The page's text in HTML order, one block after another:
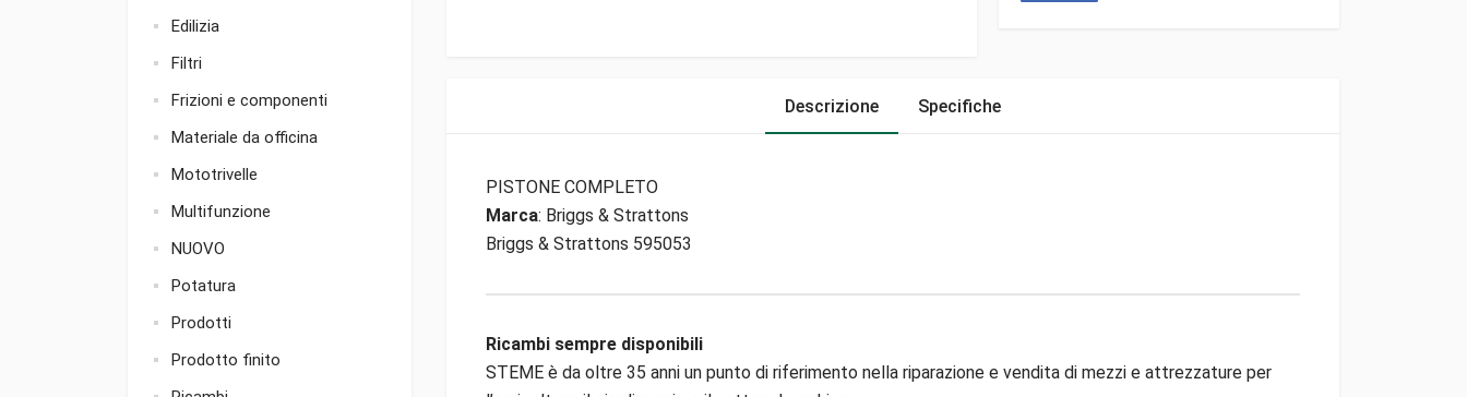
Edilizia
Filtri
Frizioni e componenti
Materiale da officina
Mototrivelle
Multifunzione
NUOVO
Potatura
Prodotti
Prodotto finito
Descrizione Specifiche
PISTONE COMPLETO
Marca: Briggs & Strattons
Briggs & Strattons 595053
Ricambi sempre disponibili
STEME è da oltre 35 anni un punto di riferimento nella riparazione e vendita di mezzi e attrezzature per